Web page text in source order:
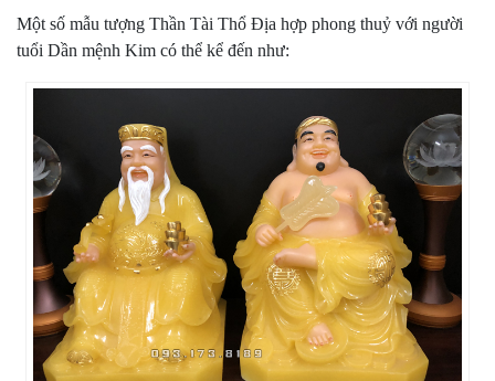
Một số mẫu tượng Thần Tài Thổ Địa hợp phong thuỷ với người
tuổi Dần mệnh Kim có thể kể đến như: